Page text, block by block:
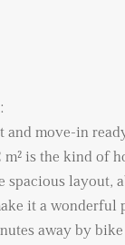
and move-in
m² is the kind of
spacious layout,
it a wonderful
away by